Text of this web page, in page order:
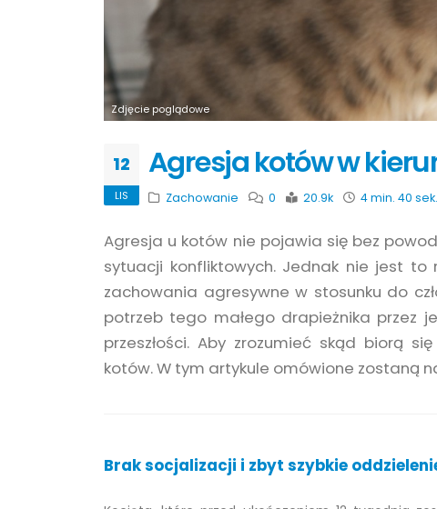
Zdjęcie poglądowe
12
LIS
Agresja kotów w
Zachowanie 0 20.9k 4 min. 40 sek.
Agresja u kotów nie pojawia się bez
sytuacji konfliktowych. Jednak nie jest to
zachowania agresywne w stosunku do
potrzeb tego małego drapieżnika przez
przeszłości. Aby zrozumieć skąd biorą
kotów. W tym artykule omówione zostaną
Brak socjalizacji i zbyt szybkie